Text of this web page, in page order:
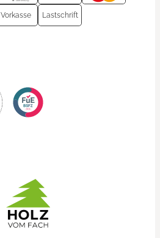
Vorkasse Lastschrift